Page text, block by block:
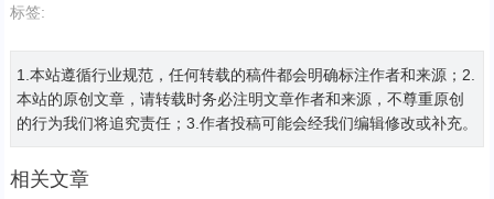
标签:
1.本站遵循行业规范，任何转载的稿件都会明确标注作者和来源；2.
本站的原创文章，请转载时务必注明文章作者和来源，不尊重原创
的行为我们将追究责任；3.作者投稿可能会经我们编辑修改或补充。
相关文章